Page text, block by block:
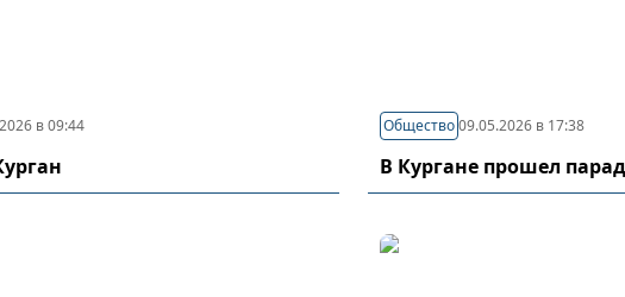
в 09:44 Общество 09.05.2026 в 17:38
В Кургане прошел